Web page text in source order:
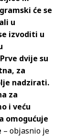
će se
u
izvoditi u
dvije su
za
nadzirati.
za
i veću
omogućuje
– objasnio je